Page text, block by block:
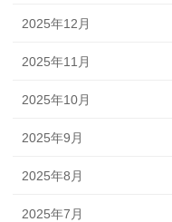
2025年12月
2025年11月
2025年10月
2025年9月
2025年8月
2025年7月